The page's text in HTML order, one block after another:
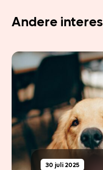
Andere
30 juli 2025